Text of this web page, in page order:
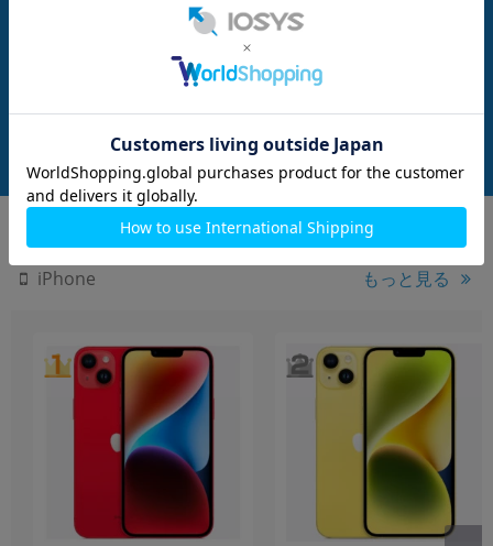
27,800 円
【SIMロック解除済】docomo iPho
ne12 mini A2398 (MGDM3J/A) 128G
B ホワイト
メーカー：Apple
中古Cランク 24,800 円 (税込)
iPhone もっと見る